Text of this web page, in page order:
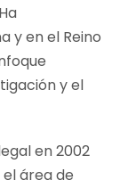
y en el Reino
y el
en 2002
área de